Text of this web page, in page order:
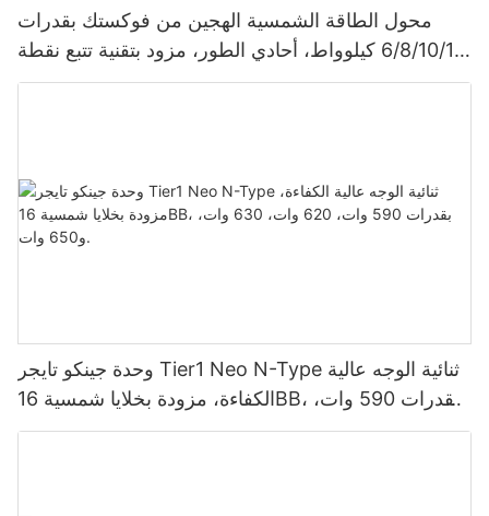
محول الطاقة الشمسية الهجين من فوكستك بقدرات
6/8/10/12 كيلوواط، أحادي الطور، مزود بتقنية تتبع نقطة
الطاقة القصوى (MPPT)، يدعم توصيل 9 وحدات بالتوازي
وحدة جينكو تايجر Tier1 Neo N-Type ثنائية الوجه عالية
الكفاءة، مزودة بخلايا شمسية 16BB، بقدرات 590 وات،
620 وات، 630 وات، و650 وات.